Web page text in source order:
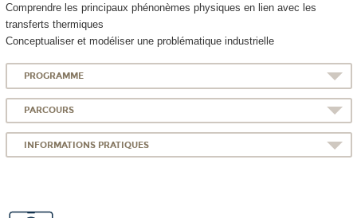
Comprendre les principaux phénonèmes physiques en lien avec les
transferts thermiques
Conceptualiser et modéliser une problématique industrielle
PROGRAMME
PARCOURS
INFORMATIONS PRATIQUES